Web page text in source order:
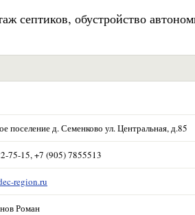
септиков, обустройство
поселение д. Семенково ул. Центральная, д.85
75-15, +7 (905) 7855513
region.ru
Роман